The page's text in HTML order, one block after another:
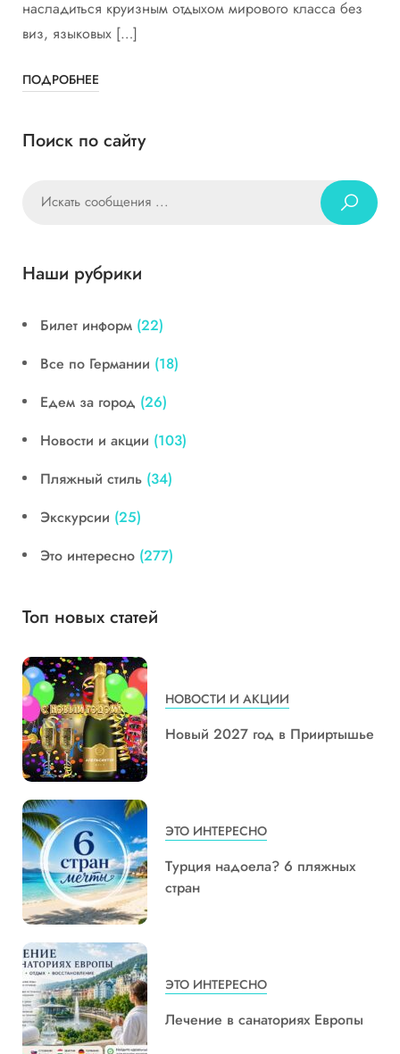
насладиться круизным отдыхом мирового класса без
виз, языковых […]
ПОДРОБНЕЕ
Поиск по сайту
Наши рубрики
Билет информ (22)
Все по Германии (18)
Едем за город (26)
Новости и акции (103)
Пляжный стиль (34)
Экскурсии (25)
Это интересно (277)
Топ новых статей
НОВОСТИ И АКЦИИ
Новый 2027 год в Прииртышье
ЭТО ИНТЕРЕСНО
Турция надоела? 6 пляжных
стран
ЭТО ИНТЕРЕСНО
Лечение в санаториях Европы